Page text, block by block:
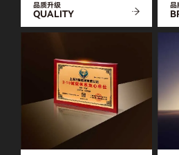
品质升级
QUALITY
品